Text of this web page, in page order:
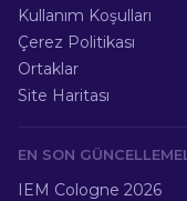
Kullanım Koşulları
Çerez Politikası
Ortaklar
Site Haritası
EN SON
IEM Cologne 2026